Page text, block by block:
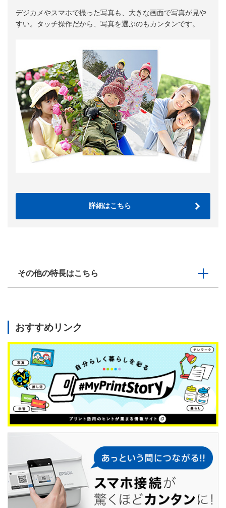
デジカメやスマホで撮った写真も、大きな画面で写真が見や
すい。タッチ操作だから、写真を選ぶのもカンタンです。
詳細はこちら
その他の特長はこちら
おすすめリンク